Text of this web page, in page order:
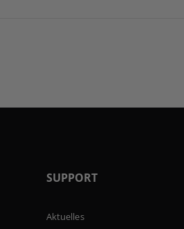
SUPPORT
Aktuelles